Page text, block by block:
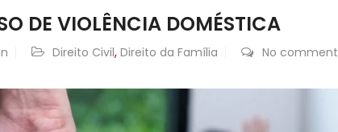
DE VIOLÊNCIA DOMÉSTICA
Direito Civil, Direito da Família No comment